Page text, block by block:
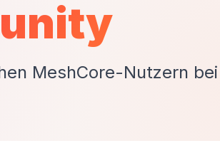
MeshCore-Nutzern bei